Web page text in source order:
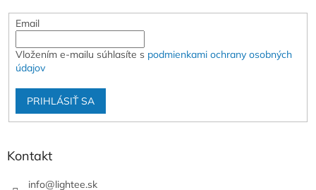
Email
Vložením e-mailu súhlasíte s podmienkami ochrany osobných
údajov
PRIHLÁSIŤ SA
Kontakt
info@lightee.sk